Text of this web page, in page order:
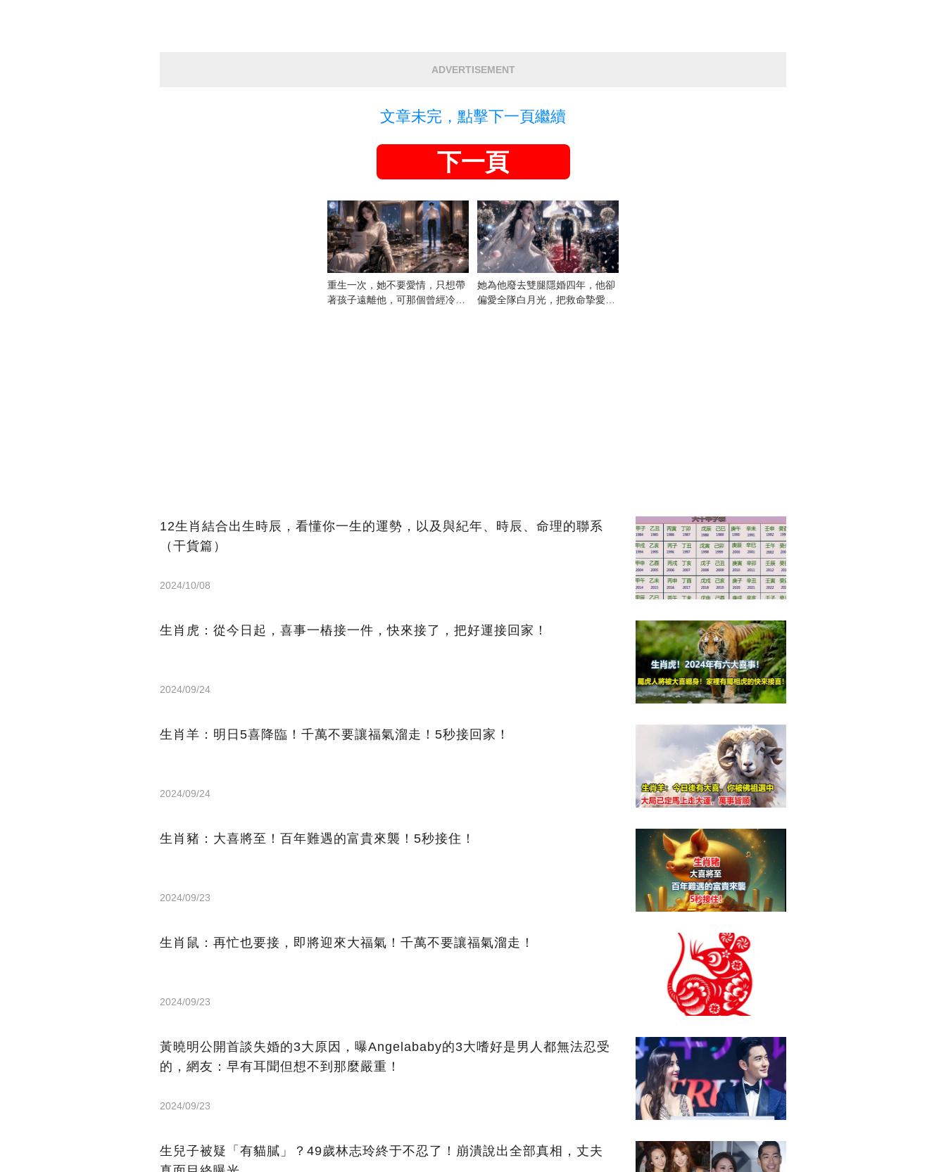
ADVERTISEMENT
文章未完，點擊下一頁繼續
下一頁
重生一次，她不要愛情，只想帶
著孩子遠離他，可那個曾經冷漠
她為他廢去雙腿隱婚四年，他卻
偏愛全隊白月光，把救命摯愛當
12生肖結合出生時辰，看懂你一生的運勢，以及與紀年、時辰、命理的聯系
（干貨篇）
2024/10/08
生肖虎：從今日起，喜事一樁接一件，快來接了，把好運接回家！
2024/09/24
生肖羊：明日5喜降臨！千萬不要讓福氣溜走！5秒接回家！
2024/09/24
生肖豬：大喜將至！百年難遇的富貴來襲！5秒接住！
2024/09/23
生肖鼠：再忙也要接，即將迎來大福氣！千萬不要讓福氣溜走！
2024/09/23
黃曉明公開首談失婚的3大原因，曝Angelababy的3大嗜好是男人都無法忍受
的，網友：早有耳聞但想不到那麼嚴重！
2024/09/23
生兒子被疑「有貓膩」？49歲林志玲終于不忍了！崩潰說出全部真相，丈夫